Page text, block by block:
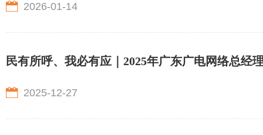
2026-01-14
民有所呼、我必有应｜2025年广东广电网络总经
2025-12-27